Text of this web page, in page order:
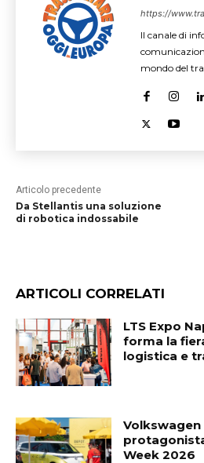
https://
Il canale di
mondo del
Articolo precedente
Da Stellantis una soluzione
di robotica indossabile
ARTICOLI CORRELATI
LTS Expo
forma la
logistica e
Volkswagen
Week 2026